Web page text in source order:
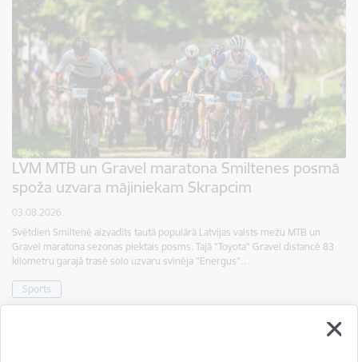
LVM MTB un Gravel maratona Smiltenes posmā
spoža uzvara mājiniekam Skrapcim
03.08.2026.
Svētdien Smiltenē aizvadīts tautā populārā Latvijas valsts mežu MTB un
Gravel maratona sezonas piektais posms. Tajā "Toyota" Gravel distancē 83
kilometru garajā trasē solo uzvaru svinēja "Energus"…
Sports